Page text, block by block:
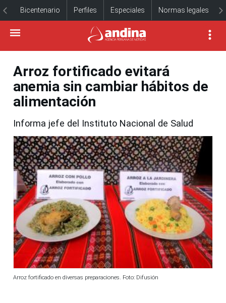
Bicentenario Perfiles Especiales Normas legales
Arroz fortificado evitará
anemia sin cambiar hábitos de
alimentación
Informa jefe del Instituto Nacional de Salud
Arroz fortificado en diversas preparaciones. Foto: Difusión